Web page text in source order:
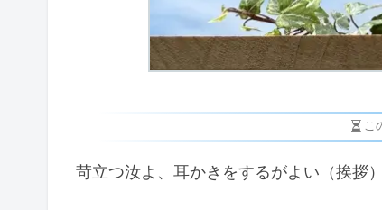
こ
苛立つ汝よ、耳かきをするがよい（挨拶）